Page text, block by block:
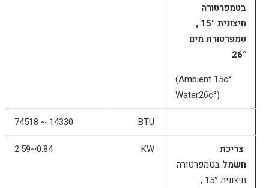
בטמפרטורה
חיצונית 15° ,
טמפרטורת מים
26°
(Ambient 15c°
Water26c°)
74518 ~ 14330
צריכת
חשמל בטמפרטורה
חיצונית 15° ,
KW
2.59~0.84